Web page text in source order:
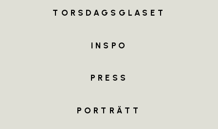
MEET
TEAM
PORTRÄTT
PRESS
INSPO
TORSDAGSGLASET